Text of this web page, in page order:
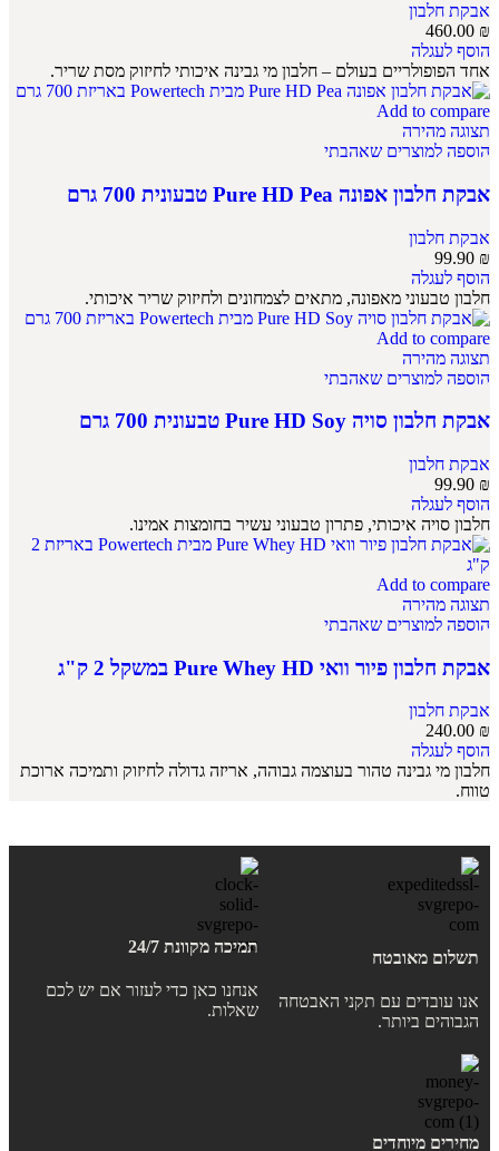
אבקת חלבון
460.00 ₪
הוסף לעגלה
אחד הפופולריים בעולם – חלבון מי גבינה איכותי לחיזוק מסת שריר.
Add to compare
תצוגה מהירה
הוספה למוצרים שאהבתי
אבקת חלבון אפונה Pure HD Pea טבעונית 700 גרם
אבקת חלבון
99.90 ₪
הוסף לעגלה
חלבון טבעוני מאפונה, מתאים לצמחונים ולחיזוק שריר איכותי.
Add to compare
תצוגה מהירה
הוספה למוצרים שאהבתי
אבקת חלבון סויה Pure HD Soy טבעונית 700 גרם
אבקת חלבון
99.90 ₪
הוסף לעגלה
חלבון סויה איכותי, פתרון טבעוני עשיר בחומצות אמינו.
Add to compare
תצוגה מהירה
הוספה למוצרים שאהבתי
אבקת חלבון פיור וואי Pure Whey HD במשקל 2 ק"ג
אבקת חלבון
240.00 ₪
הוסף לעגלה
חלבון מי גבינה טהור בעוצמה גבוהה, אריזה גדולה לחיזוק ותמיכה ארוכת
טווח.
תשלום מאובטח
אנו עובדים עם תקני האבטחה
הגבוהים ביותר.
תמיכה מקוונת 24/7
אנחנו כאן כדי לעזור אם יש לכם
שאלות.
מחירים מיוחדים